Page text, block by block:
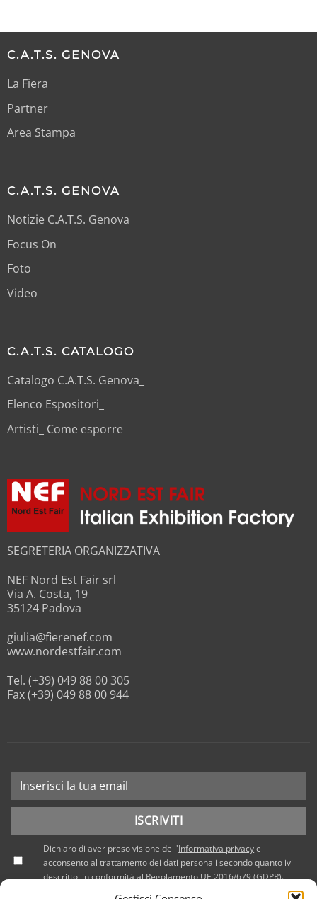
C.A.T.S. GENOVA
La Fiera
Partner
Area Stampa
C.A.T.S. GENOVA
Notizie C.A.T.S. Genova
Focus On
Foto
Video
C.A.T.S. CATALOGO
Catalogo C.A.T.S. Genova_
Elenco Espositori_
Artisti_ Come esporre
SEGRETERIA ORGANIZZATIVA
NEF Nord Est Fair srl
Via A. Costa, 19
35124 Padova
giulia@fierenef.com
www.nordestfair.com
Tel. (+39) 049 88 00 305
Fax (+39) 049 88 00 944
Dichiaro di aver preso visione dell'Informativa privacye
acconsento al trattamento dei dati personali secondo quanto ivi
descritto, in conformità al Regolamento UE 2016/679 (GDPR).